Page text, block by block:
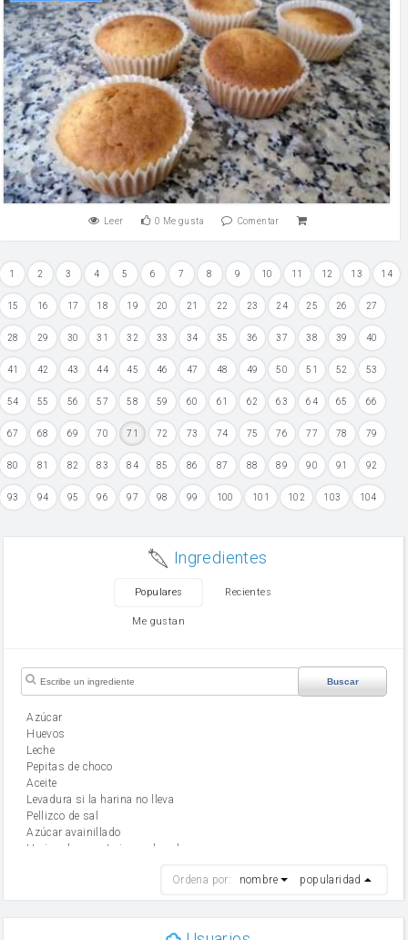
Leer 0 Me gusta Comentar
1 2 3 4 5 6 7 8 9 10 11 12 13 14
15 16 17 18 19 20 21 22 23 24 25 26 27
28 29 30 31 32 33 34 35 36 37 38 39 40
41 42 43 44 45 46 47 48 49 50 51 52 53
54 55 56 57 58 59 60 61 62 63 64 65 66
67 68 69 70 71 72 73 74 75 76 77 78 79
80 81 82 83 84 85 86 87 88 89 90 91 92
93 94 95 96 97 98 99 100 101 102 103 104
Ingredientes
Populares Recientes
Me gustan
Buscar
Azúcar
huevos
leche
Pepitas de choco
aceite
Levadura si la harina no lleva
Pellizco de sal
Azúcar avainillado
Harina de reposteria con levadura
mantequilla
Ordena por: nombre popularidad